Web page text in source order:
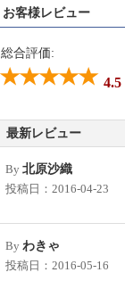
お客様レビュー
総合評価:
4.5
最新レビュー
By 北原沙織
投稿日： 2016-04-23
By わきゃ
投稿日： 2016-05-16